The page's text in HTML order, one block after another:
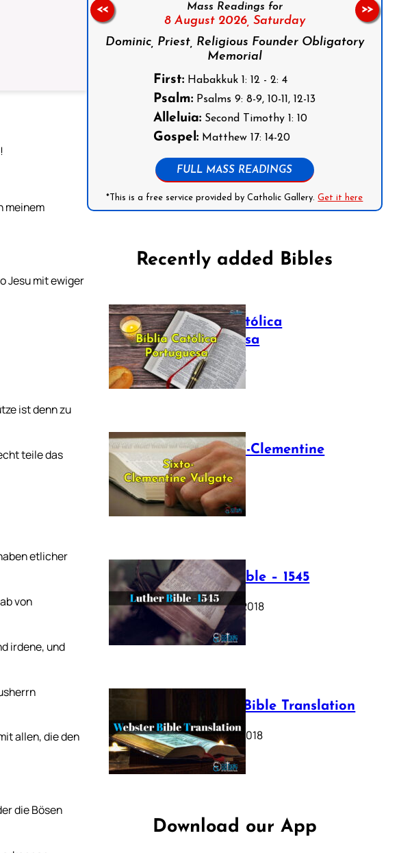
meinem
Jesu mit ewiger
ist denn zu
teile das
etlicher
von
irdene, und
allen, die den
die Bösen
Mass Readings for
8 August 2026, Saturday
Dominic, Priest, Religious Founder Obligatory
Memorial
First: Habakkuk 1: 12 - 2: 4
Psalm: Psalms 9: 8-9, 10-11, 12-13
Alleluia: Second Timothy 1: 10
Gospel: Matthew 17: 14-20
FULL MASS READINGS
*This is a free service provided by Catholic Gallery.Get it here
<< >>
Recently added Bibles
Bíblia Católica
Portuguesa
July 16, 2025
The Sixto-Clementine
Vulgate
July 12, 2025
Luther Bible – 1545
October 17, 2018
Webster Bible Translation
October 11, 2018
Download our App